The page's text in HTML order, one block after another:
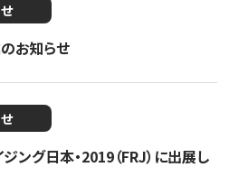
お知らせ
ジング日本・2019（FRJ）に出展し